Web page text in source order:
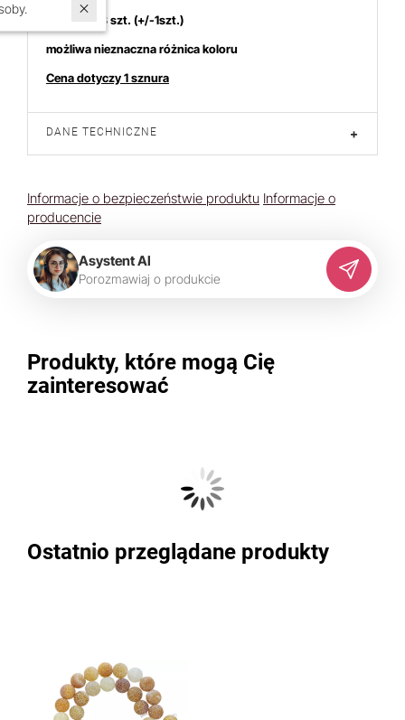
Ilość kul 33 szt. (+/-1szt.)
możliwa nieznaczna różnica koloru
Cena dotyczy 1 sznura
DANE TECHNICZNE +
Informacje o bezpieczeństwie produktu Informacje o
producencie
Asystent AI
Porozmawiaj o produkcie
Produkty, które mogą Cię
zainteresować
Ostatnio przeglądane produkty
W ostatnich 7 dniach produktem interesują się